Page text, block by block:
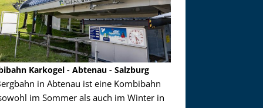
Karkogel - Abtenau - Salzburg
in Abtenau ist eine Kombibahn
im Sommer als auch im Winter in